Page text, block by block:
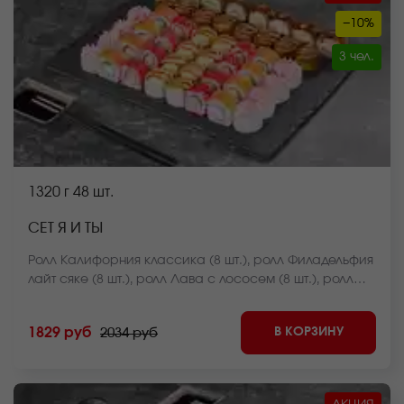
−10%
3 чел.
1320 г 48 шт.
СЕТ Я И ТЫ
Ролл Калифорния классика (8 шт.), ролл Филадельфия
лайт сяке (8 шт.), ролл Лава с лососем (8 шт.), ролл
запеченный (8 шт.), ролл Бекон лайт темпура (8 шт.)
*Внешний вид блюда может отличаться от фото на
1829 руб 2034 руб В КОРЗИНУ